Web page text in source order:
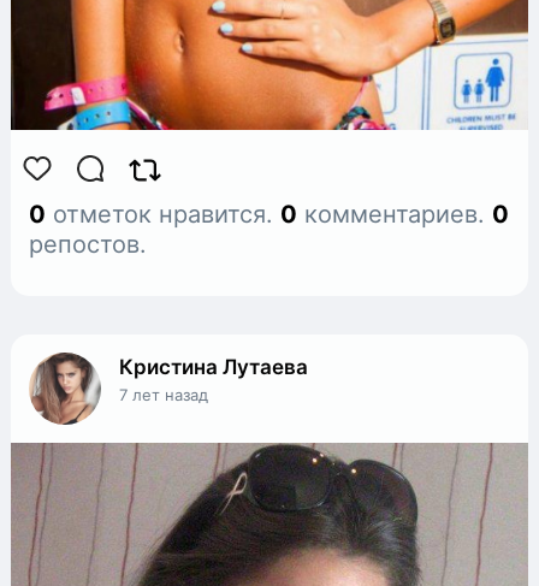
0 отметок нравится. 0 комментариев. 0
репостов.
Кристина Лутаева
7 лет назад